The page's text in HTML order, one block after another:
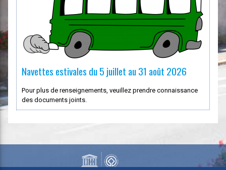
Navettes estivales du 5 juillet au 31 août 2026
Pour plus de renseignements, veuillez prendre connaissance
des documents joints.